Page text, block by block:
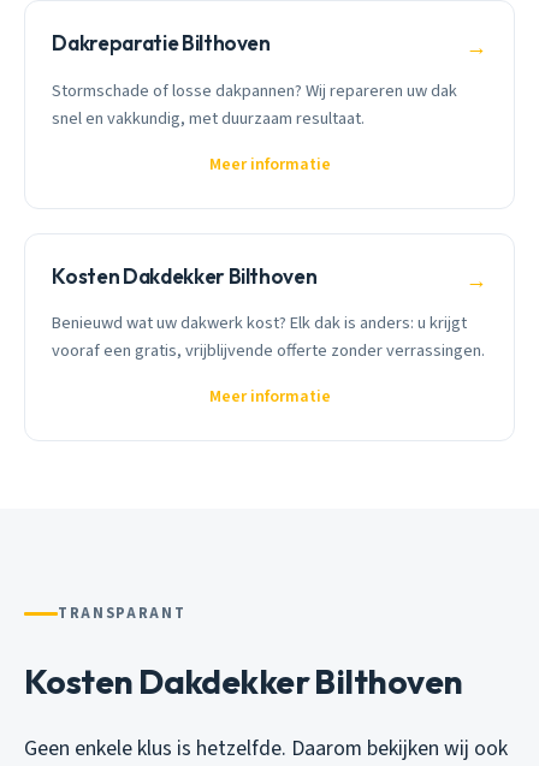
Dakreparatie Bilthoven →
Stormschade of losse dakpannen? Wij repareren uw dak
snel en vakkundig, met duurzaam resultaat.
Meer informatie
Kosten Dakdekker Bilthoven →
Benieuwd wat uw dakwerk kost? Elk dak is anders: u krijgt
vooraf een gratis, vrijblijvende offerte zonder verrassingen.
Meer informatie
TRANSPARANT
Kosten Dakdekker Bilthoven
Geen enkele klus is hetzelfde. Daarom bekijken wij ook